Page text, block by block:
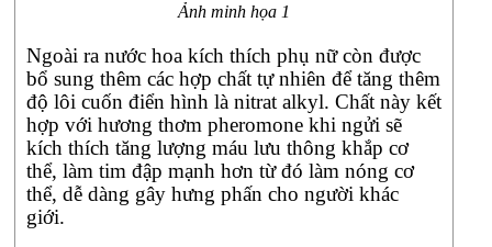
Ảnh minh họa 1
Ngoài ra nước hoa kích thích phụ nữ còn được
bổ sung thêm các hợp chất tự nhiên để tăng thêm
độ lôi cuốn điển hình là nitrat alkyl. Chất này kết
hợp với hương thơm pheromone khi ngửi sẽ
kích thích tăng lượng máu lưu thông khắp cơ
thể, làm tim đập mạnh hơn từ đó làm nóng cơ
thể, dễ dàng gây hưng phấn cho người khác
giới.